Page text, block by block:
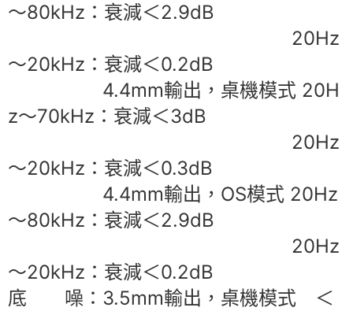
～80kHz：衰減＜2.9dB
20Hz
～20kHz：衰減＜0.2dB
4.4mm輸出，桌機模式 20H
z～70kHz：衰減＜3dB
20Hz
～20kHz：衰減＜0.3dB
4.4mm輸出，OS模式 20Hz
～80kHz：衰減＜2.9dB
20Hz
～20kHz：衰減＜0.2dB
底 噪：3.5mm輸出，桌機模式 ＜